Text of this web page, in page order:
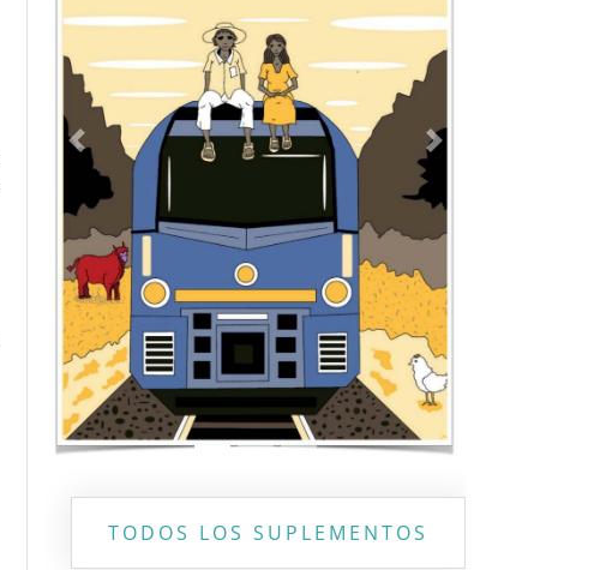
Previous Next
TODOS LOS SUPLEMENTOS